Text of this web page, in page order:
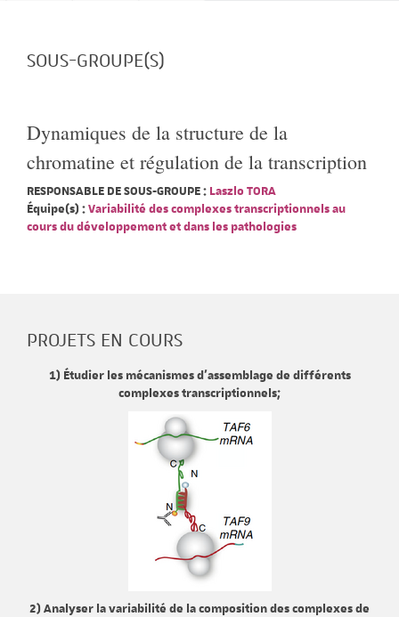
SOUS-GROUPE(S)
Dynamiques de la structure de la
chromatine et régulation de la transcription
RESPONSABLE DE SOUS-GROUPE : Laszlo TORA
Équipe(s) :Variabilité des complexes transcriptionnels au
cours du développement et dans les pathologies
PROJETS EN COURS
1) Étudier les mécanismes d'assemblage de différents
complexes transcriptionnels;
2) Analyser la variabilité de la composition des complexes de